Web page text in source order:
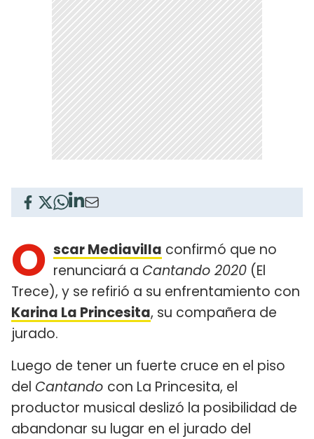
O scar Mediavilla confirmó que no
renunciará a Cantando 2020 (El
Trece), y se refirió a su enfrentamiento con
Karina La Princesita, su compañera de
jurado.
Luego de tener un fuerte cruce en el piso
del Cantando con La Princesita, el
productor musical deslizó la posibilidad de
abandonar su lugar en el jurado del